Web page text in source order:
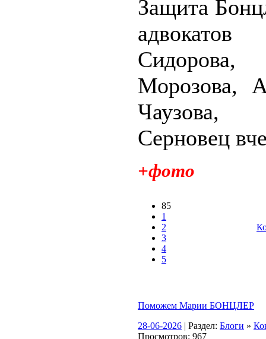
Защита
Морозова,
Серновец
+фото
85
1
2
3
4
5
Поможем Марии БОНЦЛЕР
28-06-2026 | Раздел: Блоги »
Просмотров: 967